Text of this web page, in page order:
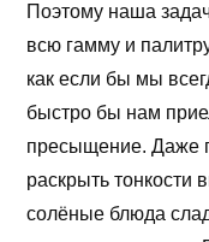
Поэтому наша
всю гамму и
как если бы мы
быстро бы нам
пресыщение. Даже
раскрыть тонкости
солёные блюда